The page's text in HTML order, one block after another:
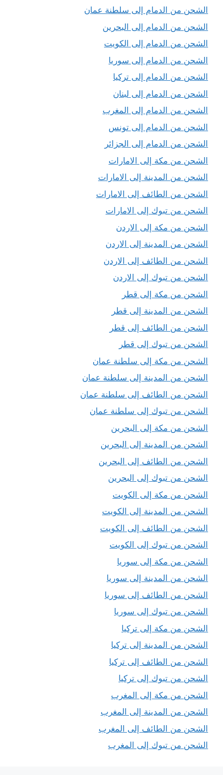
الشحن من الدمام إلى سلطنة عمان
الشحن من الدمام إلى البحرين
الشحن من الدمام إلى الكويت
الشحن من الدمام إلى سوريا
الشحن من الدمام إلى تركيا
الشحن من الدمام إلى لبنان
الشحن من الدمام إلى المغرب
الشحن من الدمام إلى تونس
الشحن من الدمام إلى الجزائر
الشحن من مكة إلى الامارات
الشحن من المدينة إلى الامارات
الشحن من الطائف إلى الامارات
الشحن من تبوك إلى الامارات
الشحن من مكة إلى الاردن
الشحن من المدينة إلى الاردن
الشحن من الطائف إلى الاردن
الشحن من تبوك إلى الاردن
الشحن من مكة إلى قطر
الشحن من المدينة إلى قطر
الشحن من الطائف إلى قطر
الشحن من تبوك إلى قطر
الشحن من مكة إلى سلطنة عمان
الشحن من المدينة إلى سلطنة عمان
الشحن من الطائف إلى سلطنة عمان
الشحن من تبوك إلى سلطنة عمان
الشحن من مكة إلى البحرين
الشحن من المدينة إلى البحرين
الشحن من الطائف إلى البحرين
الشحن من تبوك إلى البحرين
الشحن من مكة إلى الكويت
الشحن من المدينة إلى الكويت
الشحن من الطائف إلى الكويت
الشحن من تبوك إلى الكويت
الشحن من مكة إلى سوريا
الشحن من المدينة إلى سوريا
الشحن من الطائف إلى سوريا
الشحن من تبوك إلى سوريا
الشحن من مكة إلى تركيا
الشحن من المدينة إلى تركيا
الشحن من الطائف إلى تركيا
الشحن من تبوك إلى تركيا
الشحن من مكة إلى المغرب
الشحن من المدينة إلى المغرب
الشحن من الطائف إلى المغرب
الشحن من تبوك إلى المغرب